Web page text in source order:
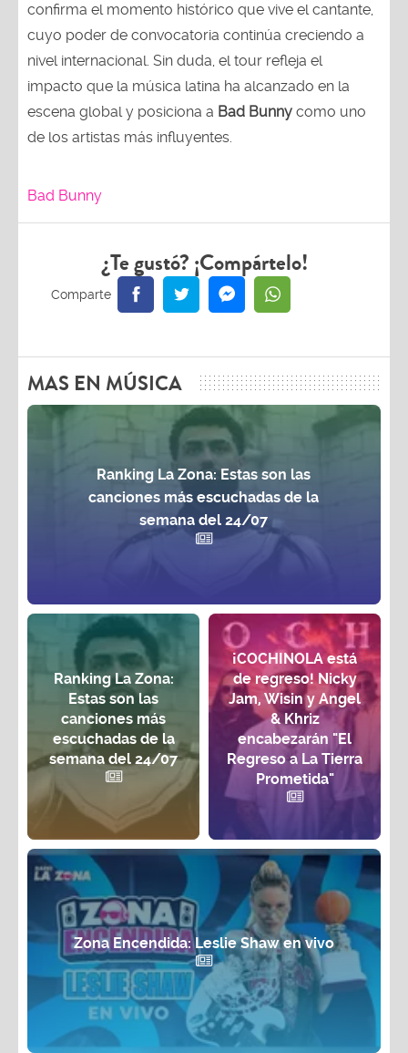
confirma el momento histórico que vive el cantante,
cuyo poder de convocatoria continúa creciendo a
nivel internacional. Sin duda, el tour refleja el
impacto que la música latina ha alcanzado en la
escena global y posiciona a Bad Bunny como uno
de los artistas más influyentes.
Bad Bunny
¿Te gustó? ¡Compártelo!
MAS EN MÚSICA
Ranking La Zona: Estas son las
canciones más escuchadas de la
semana del 24/07
Ranking La Zona:
Estas son las
canciones más
escuchadas de la
semana del 24/07
¡COCHINOLA está
de regreso! Nicky
Jam, Wisin y Angel
& Khriz
encabezarán "El
Regreso a La Tierra
Prometida"
Zona Encendida: Leslie Shaw en vivo